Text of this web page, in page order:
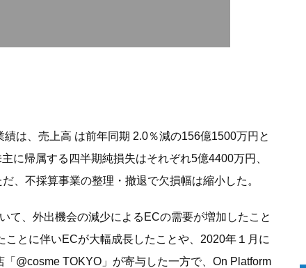
は、売上高 は前年同期 2.0％減の156億1500万円と
に帰属する四半期純損失はそれぞれ5億4400万円、
、不採算事業の整理・撤退で欠損幅は縮小した。
て、外出機会の減少によるECの需要が増加したこと
とに伴いECが大幅成長したことや、2020年１月に
@cosme TOKYO」が寄与した一方で、On Platform